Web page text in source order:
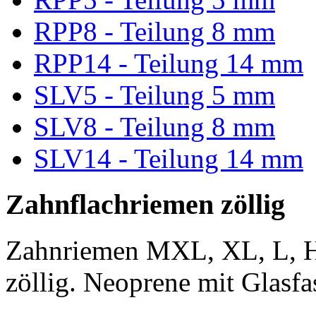
RPP8 - Teilung 8 mm
RPP14 - Teilung 14 mm
SLV5 - Teilung 5 mm
SLV8 - Teilung 8 mm
SLV14 - Teilung 14 mm
Zahnflachriemen zöllig
Zahnriemen MXL, XL, L,
zöllig. Neoprene mit